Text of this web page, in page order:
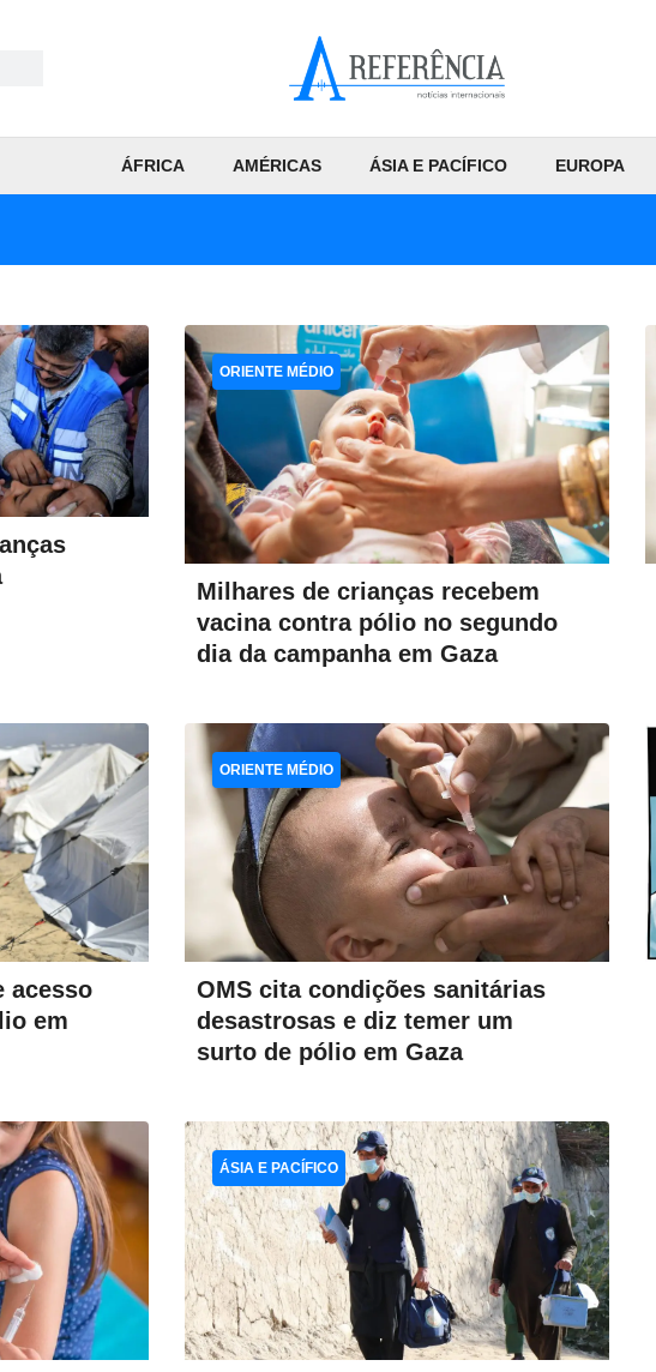
ÁFRICA AMÉRICAS ÁSIA E PACÍFICO EUROPA
Milhares de crianças recebem
vacina contra pólio no segundo
dia da campanha em Gaza
ORIENTE MÉDIO
acesso
em
OMS cita condições sanitárias
desastrosas e diz temer um
surto de pólio em Gaza
ORIENTE MÉDIO
ÁSIA E PACÍFICO